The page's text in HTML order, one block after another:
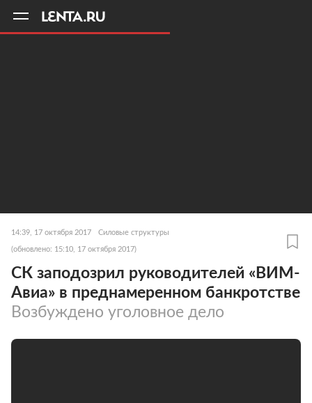
14:39, 17 октября 2017 Силовые структуры
(обновлено: 15:10, 17 октября 2017)
СК заподозрил руководителей «ВИМ-
Авиа» в преднамеренном банкротстве
Возбуждено уголовное дело